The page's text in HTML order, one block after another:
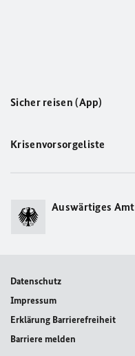
Sicher reisen (App)
Krisenvorsorgeliste
Auswärtiges Amt
Datenschutz
Impressum
Erklärung Barrierefreiheit
Barriere melden